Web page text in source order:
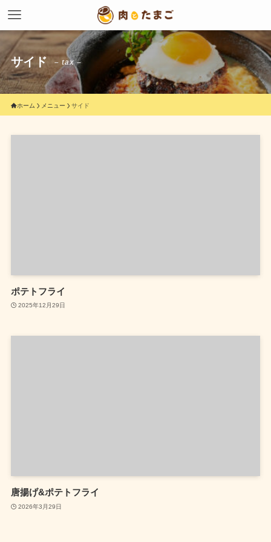
サイド – tax –
ホーム メニュー サイド
ポテトフライ
2025年12月29日
唐揚げ&ポテトフライ
2026年3月29日